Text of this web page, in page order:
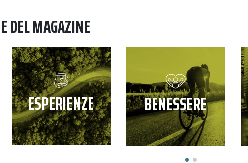
DEL MAGAZINE
ESPERIENZE BENESSERE